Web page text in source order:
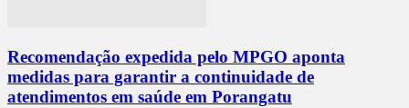
Recomendação expedida pelo MPGO aponta
medidas para garantir a continuidade de
atendimentos em saúde em Porangatu